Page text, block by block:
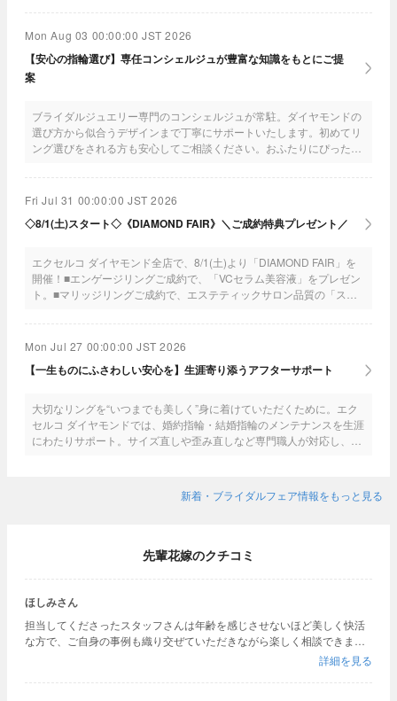
Mon Aug 03 00:00:00 JST 2026
【安心の指輪選び】専任コンシェルジュが豊富な知識をもとにご提
案
ブライダルジュエリー専門のコンシェルジュが常駐。ダイヤモンドの
選び方から似合うデザインまで丁寧にサポートいたします。初めてリ
ング選びをされる方も安心してご相談ください。おふたりにぴったり
Fri Jul 31 00:00:00 JST 2026
◇8/1(土)スタート◇《DIAMOND FAIR》＼ご成約特典プレゼント／
エクセルコ ダイヤモンド全店で、8/1(土)より「DIAMOND FAIR」を
開催！■エンゲージリングご成約で、「VCセラム美容液」をプレゼン
ト。■マリッジリングご成約で、エステティックサロン品質の「スキ
フトも一組におひとつプレゼント♪◆フェア期間中は混雑が予想され
るので、便利なゼクシィnetから予約してね◆
Mon Jul 27 00:00:00 JST 2026
【一生ものにふさわしい安心を】生涯寄り添うアフターサポート
大切なリングを“いつまでも美しく”身に着けていただくために。エク
セルコ ダイヤモンドでは、婚約指輪・結婚指輪のメンテナンスを生涯
にわたりサポート。サイズ直しや歪み直しなど専門職人が対応し、全
石揺れ補修、※再ナノジュエリーコート加工、※再つや消し加工（※施
新着・ブライダルフェア情報をもっと見る
先輩花嫁のクチコミ
ほしみさん
担当してくださったスタッフさんは年齢を感じさせないほど美しく快活
な方で、ご自身の事例も織り交ぜていただきながら楽しく相談できまし
た。 ダイヤモンドの品質も確かだと感じました。 それに加え、その場で
うことで、1店舗目でしたがこちらに決めました。 ただ最後のメリット
詳細を見る